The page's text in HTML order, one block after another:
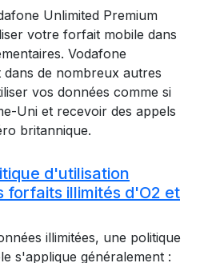
Unlimited Premium
votre forfait mobile dans
Vodafone
de nombreux autres
vos données comme si
Uni et recevoir des appels
britannique.
d'utilisation
forfaits illimités d'O2 et
illimitées, une politique
s'applique généralement :